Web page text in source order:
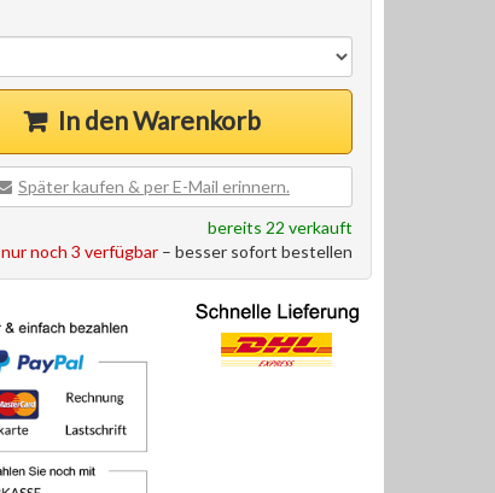
In den Warenkorb
Später kaufen & per E-Mail erinnern.
bereits 22 verkauft
nur noch 3 verfügbar – besser sofort bestellen